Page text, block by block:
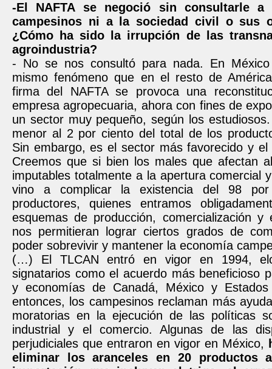
-El NAFTA se negoció sin consultarle a
campesinos ni a la sociedad civil o sus
¿Cómo ha sido la irrupción de las
agroindustria?
- No se nos consultó para nada. En
mismo fenómeno que en el resto de
firma del NAFTA se provoca una
empresa agropecuaria, ahora con fines de
un sector muy pequeño, según los
menor al 2 por ciento del total de los
Sin embargo, es el sector más favorecido y
Creemos que si bien los males que afectan
imputables totalmente a la apertura comercial
vino a complicar la existencia del 98
productores, quienes entramos
esquemas de producción, comercialización y
nos permitieran lograr ciertos grados de
poder sobrevivir y mantener la economía
(…) El TLCAN entró en vigor en 1994,
signatarios como el acuerdo más beneficioso
y economías de Canadá, México y Estados
entonces, los campesinos reclaman más
moratorias en la ejecución de las políticas
industrial y el comercio. Algunas de las
perjudiciales que entraron en vigor en México,
eliminar los aranceles en 20 productos